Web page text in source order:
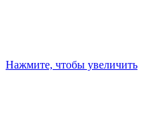
Нажмите, чтобы увеличить